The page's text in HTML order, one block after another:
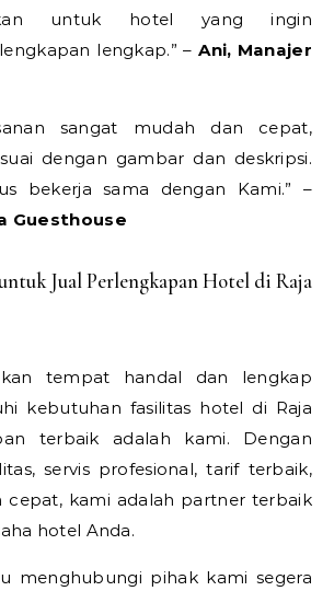
untuk hotel yang ingin
lengkap.” –Ani, Manajer
sangat mudah dan cepat,
dengan gambar dan deskripsi.
bekerja sama dengan Kami.” –
Guesthouse
Jual Perlengkapan Hotel di Raja
tempat handal dan lengkap
kebutuhan fasilitas hotel di Raja
terbaik adalah kami. Dengan
servis profesional, tarif terbaik,
cepat, kami adalah partner terbaik
hotel Anda.
menghubungi pihak kami segera